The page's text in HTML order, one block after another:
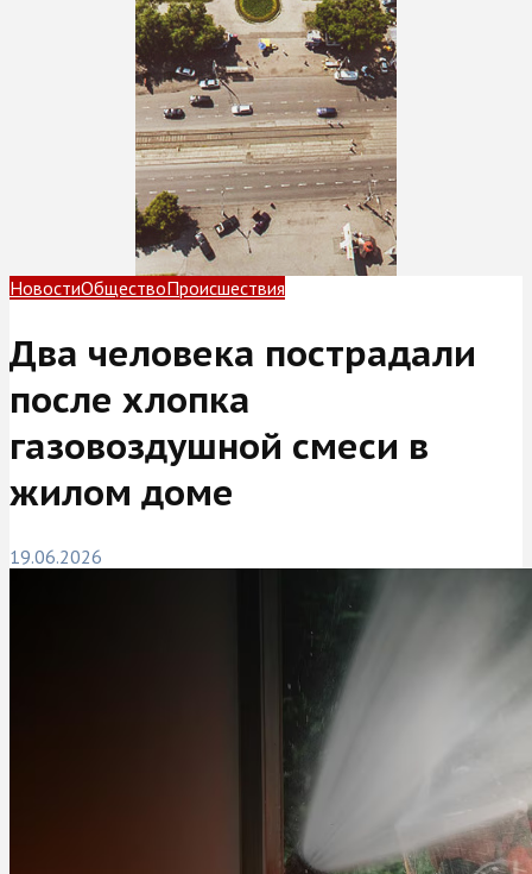
НовостиОбществоПроисшествия
Два человека пострадали
после хлопка
газовоздушной смеси в
жилом доме
19.06.2026